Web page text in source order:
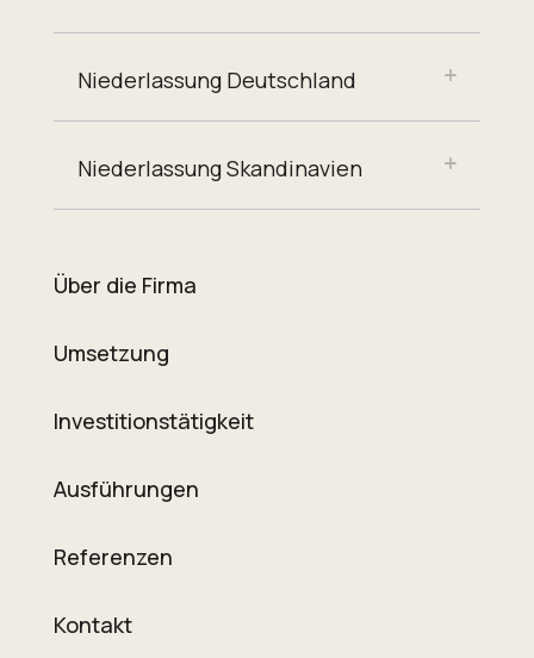
Niederlassung Deutschland
Niederlassung Skandinavien
Über die Firma
Umsetzung
Investitionstätigkeit
Ausführungen
Referenzen
Kontakt